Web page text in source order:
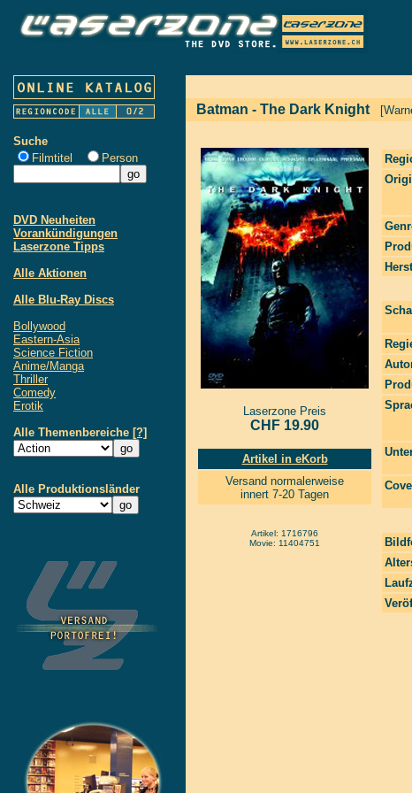
Suche
Filmtitel
Person
DVD Neuheiten
Vorankündigungen
Laserzone Tipps
Alle Aktionen
Alle Blu-Ray Discs
Bollywood
Eastern-Asia
Science Fiction
Anime/Manga
Thriller
Comedy
Erotik
Alle Themenbereiche [?]
Alle Produktionsländer
Batman - The Dark Knight
Laserzone Preis
CHF 19.90
Artikel in eKorb
Versand normalerweise
innert 7-20 Tagen
Artikel: 1716796
Movie: 11404751